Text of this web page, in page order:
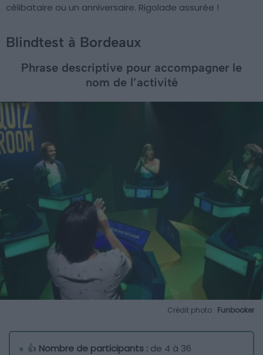
célibataire ou un anniversaire. Rigolade assurée !
Blindtest à Bordeaux
Phrase descriptive pour accompagner le
nom de l’activité
Crédit photo : Funbooker
👍 Nombre de participants : de 4 à 36